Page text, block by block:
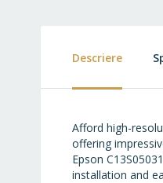
images
Descriere
Afford high-
offering
Epson
installation and